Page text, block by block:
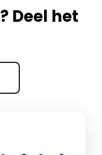
Deel het